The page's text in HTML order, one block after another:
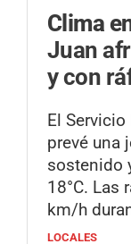
Clima
Juan
y con
El
prevé una
sostenido
18°C. Las
km/h
LOCALES